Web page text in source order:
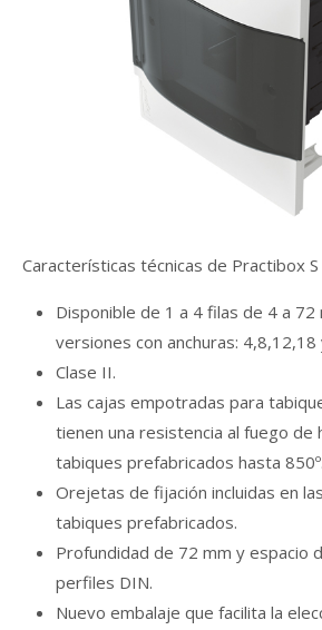
Características técnicas de Practibox S
Disponible de 1 a 4 filas de 4 a 72
versiones con anchuras:
Clase II.
Las cajas empotradas para
tienen una resistencia al fuego de
tabiques prefabricados hasta 850º.
Orejetas de fijación incluidas en
tabiques prefabricados.
Profundidad de 72 mm y espacio
perfiles DIN.
​​​Nuevo embalaje que facilita la